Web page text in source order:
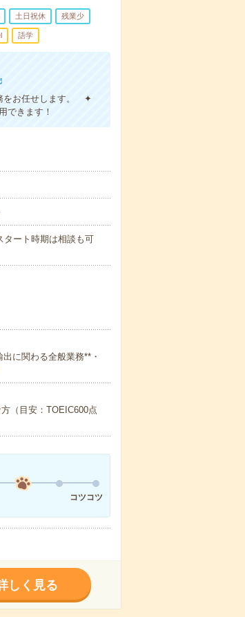
土日祝休 残業少
語学
をお任せします。 ✦
できます！
タート時期は相談も可
に関わる全般業務**・
（目安：TOEIC600点
コツコツ
しく見る